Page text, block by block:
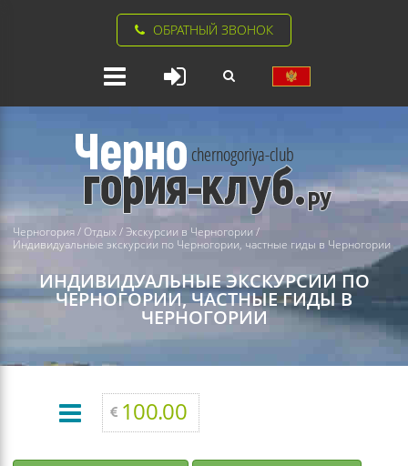
ОБРАТНЫЙ ЗВОНОК
Черногория/ Отдых/Экскурсии в Черногории /
Индивидуальные экскурсии по Черногории, частные гиды в Черногории
ИНДИВИДУАЛЬНЫЕ ЭКСКУРСИИ ПО
ЧЕРНОГОРИИ, ЧАСТНЫЕ ГИДЫ В
ЧЕРНОГОРИИ
100.00